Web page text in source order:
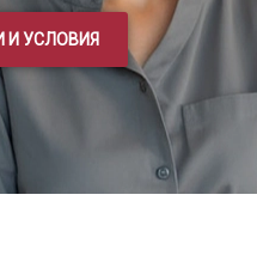
И УСЛОВИЯ